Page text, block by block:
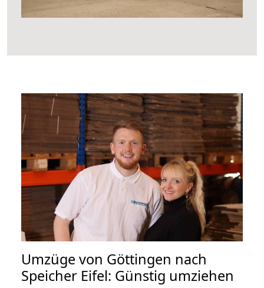
Umzüge von Göttingen nach
Speicher Eifel: Günstig umziehen